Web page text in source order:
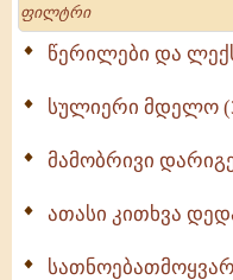
წერილები და
სულიერი მდელო
მამობრივი
ათასი კითხვა